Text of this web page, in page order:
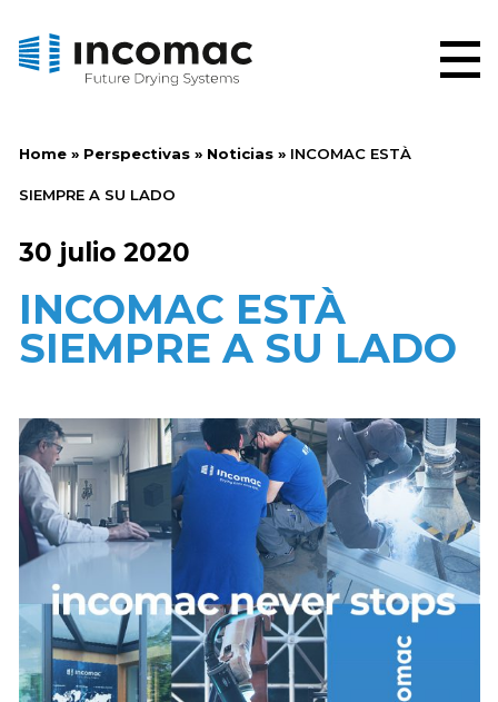
Home» Perspectivas» Noticias» INCOMAC ESTÀ
SIEMPRE A SU LADO
30 julio 2020
INCOMAC ESTÀ
SIEMPRE A SU LADO